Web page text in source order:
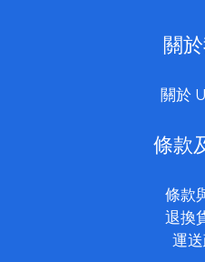
關
關於
條款
條款
退換
運